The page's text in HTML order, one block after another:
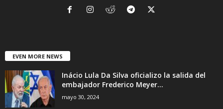
EVEN MORE NEWS
Inácio Lula Da Silva oficializo la salida del
embajador Frederico Meyer...
mayo 30, 2024